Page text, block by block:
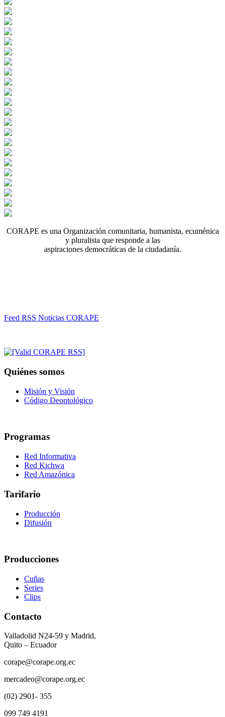
CORAPE es una Organización comunitaria, humanista, ecuménica
y pluralista que responde a las
aspiraciones democráticas de la ciudadanía.
Feed RSS Noticias CORAPE
Quiénes somos
Misión y Visión
Código Deontológico
Programas
Red Informativa
Red Kichwa
Red Amazónica
Tarifario
Producción
Difusión
Producciones
Cuñas
Series
Clips
Contacto
Valladolid N24-59 y Madrid,
Quito – Ecuador
corape@corape.org.ec
mercadeo@corape.org.ec
(02) 2901- 355
099 749 4191